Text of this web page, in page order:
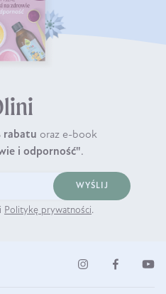
rabatu oraz e-book
i odporność".
WYŚLIJ
i Politykę prywatności.